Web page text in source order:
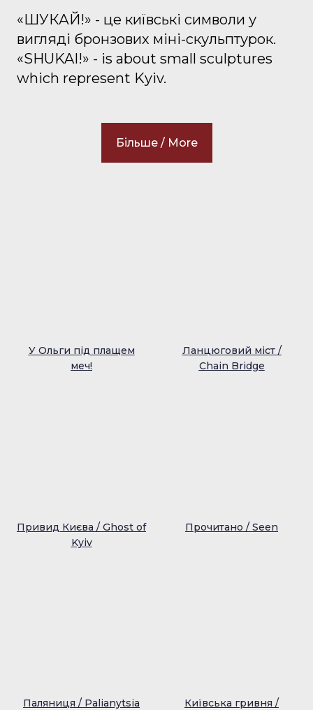
«ШУКАЙ!» - це київські символи у
вигляді бронзових міні-скульптурок.
«SHUKAI!» - is about small sculptures
which represent Kyiv.
Більше / More
У Ольги під плащем
меч!
Ланцюговий міст /
Chain Bridge
Привид Києва / Ghost of
Kyiv
Прочитано / Seen
Паляниця / Palianytsia
Київська гривня /